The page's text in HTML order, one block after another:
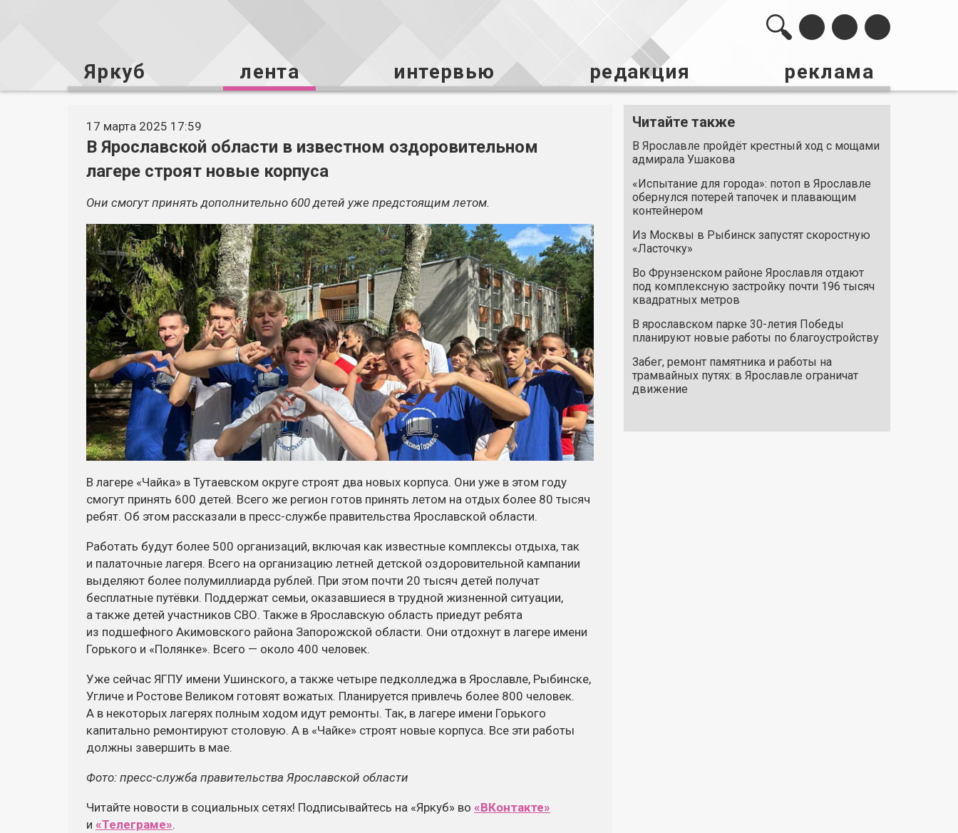
Яркуб лента интервью редакция реклама
17 марта 2025 17:59
В Ярославской области в известном оздоровительном
лагере строят новые корпуса
Они смогут принять дополнительно 600 детей уже предстоящим летом.
В лагере «Чайка» в Тутаевском округе строят два новых корпуса. Они уже в этом году
смогут принять 600 детей. Всего же регион готов принять летом на отдых более 80 тысяч
ребят. Об этом рассказали в пресс-службе правительства Ярославской области.
Работать будут более 500 организаций, включая как известные комплексы отдыха, так
и палаточные лагеря. Всего на организацию летней детской оздоровительной кампании
выделяют более полумиллиарда рублей. При этом почти 20 тысяч детей получат
бесплатные путёвки. Поддержат семьи, оказавшиеся в трудной жизненной ситуации,
а также детей участников СВО. Также в Ярославскую область приедут ребята
из подшефного Акимовского района Запорожской области. Они отдохнут в лагере имени
Горького и «Полянке». Всего — около 400 человек.
Уже сейчас ЯГПУ имени Ушинского, а также четыре педколледжа в Ярославле, Рыбинске,
Угличе и Ростове Великом готовят вожатых. Планируется привлечь более 800 человек.
А в некоторых лагерях полным ходом идут ремонты. Так, в лагере имени Горького
капитально ремонтируют столовую. А в «Чайке» строят новые корпуса. Все эти работы
должны завершить в мае.
Фото: пресс-служба правительства Ярославской области
Читайте новости в социальных сетях! Подписывайтесь на «Яркуб» во «ВКонтакте»
и «Телеграме».
Читайте также
В Ярославле пройдёт крестный ход с мощами
адмирала Ушакова
«Испытание для города»: потоп в Ярославле
обернулся потерей тапочек и плавающим
контейнером
Из Москвы в Рыбинск запустят скоростную
«Ласточку»
Во Фрунзенском районе Ярославля отдают
под комплексную застройку почти 196 тысяч
квадратных метров
В ярославском парке 30-летия Победы
планируют новые работы по благоустройству
Забег, ремонт памятника и работы на
трамвайных путях: в Ярославле ограничат
движение